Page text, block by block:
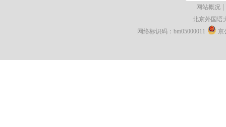
网站概况
北京外国语
网络标识码：bm05000011
京